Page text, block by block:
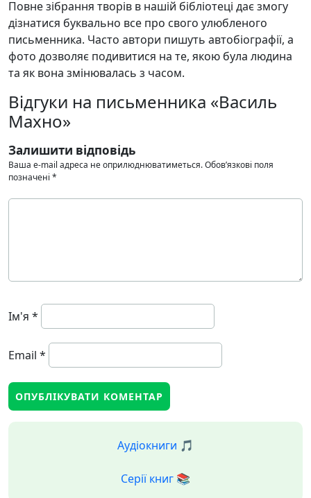
Повне зібрання творів в нашій бібліотеці дає змогу
дізнатися буквально все про свого улюбленого
письменника. Часто автори пишуть автобіографії, а
фото дозволяє подивитися на те, якою була людина
та як вона змінювалась з часом.
Відгуки на письменника «Василь
Махно»
Залишити відповідь
Ваша e-mail адреса не оприлюднюватиметься.Обов’язкові поля
позначені *
Ім'я *
Email *
Аудіокниги 🎵
Серії книг 📚